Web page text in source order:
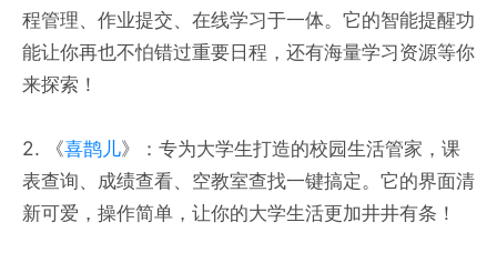
程管理、作业提交、在线学习于一体。它的智能提醒功
能让你再也不怕错过重要日程，还有海量学习资源等你
来探索！
2. 《喜鹊儿》：专为大学生打造的校园生活管家，课
表查询、成绩查看、空教室查找一键搞定。它的界面清
新可爱，操作简单，让你的大学生活更加井井有条！